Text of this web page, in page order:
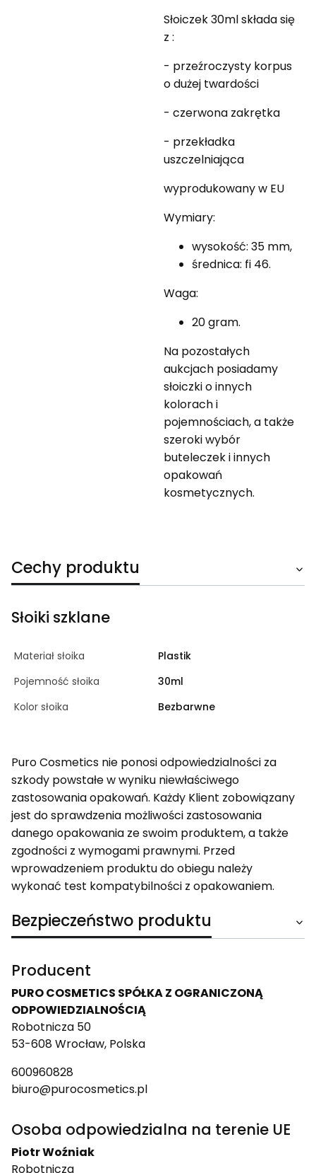
Słoiczek 30ml składa się
z :
- przeźroczysty korpus
o dużej twardości
- czerwona zakrętka
- przekładka
uszczelniająca
wyprodukowany w EU
Wymiary:
wysokość: 35 mm,
średnica: fi 46.
Waga:
20 gram.
Na pozostałych
aukcjach posiadamy
słoiczki o innych
kolorach i
pojemnościach, a także
szeroki wybór
buteleczek i innych
opakowań
kosmetycznych.
Cechy produktu
Słoiki szklane
Materiał słoika
Plastik
Pojemność słoika
30ml
Kolor słoika
Bezbarwne
Puro Cosmetics nie ponosi odpowiedzialności za
szkody powstałe w wyniku niewłaściwego
zastosowania opakowań. Każdy Klient zobowiązany
jest do sprawdzenia możliwości zastosowania
danego opakowania ze swoim produktem, a także
zgodności z wymogami prawnymi. Przed
wprowadzeniem produktu do obiegu należy
wykonać test kompatybilności z opakowaniem.
Bezpieczeństwo produktu
Producent
PURO COSMETICS SPÓŁKA Z OGRANICZONĄ
ODPOWIEDZIALNOŚCIĄ
Robotnicza 50
53-608 Wrocław, Polska
600960828
biuro@purocosmetics.pl
Osoba odpowiedzialna na terenie UE
Piotr Woźniak
Robotnicza